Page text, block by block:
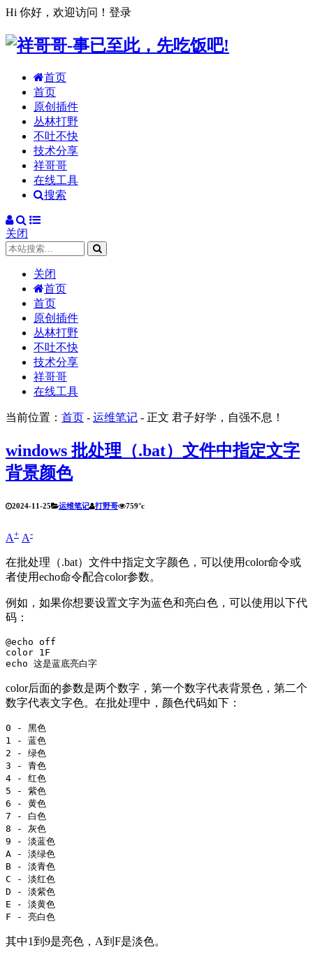
Hi 你好，欢迎访问！ 登录
首页
首页
原创插件
丛林打野
不吐不快
技术分享
祥哥哥
在线工具
搜索
关闭
关闭
首页
首页
原创插件
丛林打野
不吐不快
技术分享
祥哥哥
在线工具
当前位置： 首页 - 运维笔记 - 正文 君子好学，自强不息！
windows 批处理（.bat）文件中指定文字
背景颜色
2024-11-25 运维笔记 打野哥 759°c
A+ A-
在批处理（.bat）文件中指定文字颜色，可以使用color命令或
者使用echo命令配合color参数。
例如，如果你想要设置文字为蓝色和亮白色，可以使用以下代
码：
@echo off
color 1F
echo 这是蓝底亮白字
color后面的参数是两个数字，第一个数字代表背景色，第二个
数字代表文字色。在批处理中，颜色代码如下：
0 - 黑色
1 - 蓝色
2 - 绿色
3 - 青色
4 - 红色
5 - 紫色
6 - 黄色
7 - 白色
8 - 灰色
9 - 淡蓝色
A - 淡绿色
B - 淡青色
C - 淡红色
D - 淡紫色
E - 淡黄色
F - 亮白色
其中1到9是亮色，A到F是淡色。